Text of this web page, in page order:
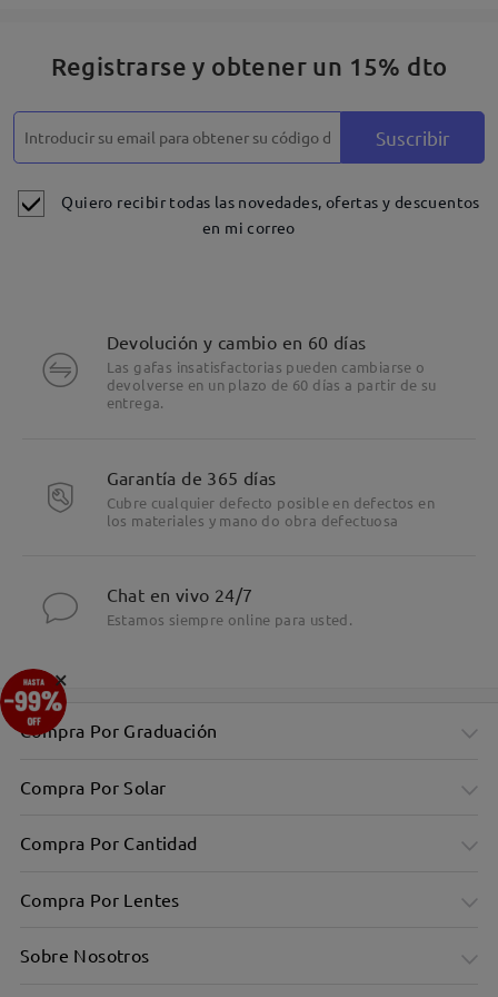
Registrarse y obtener un 15% dto
Suscribir
Quiero recibir todas las novedades, ofertas y descuentos
en mi correo
Devolución y cambio en 60 días
Las gafas insatisfactorias pueden cambiarse o
devolverse en un plazo de 60 días a partir de su
entrega.
Garantía de 365 días
Cubre cualquier defecto posible en defectos en
los materiales y mano do obra defectuosa
Chat en vivo 24/7
Estamos siempre online para usted.
Compra Por Graduación
Compra Por Solar
Compra Por Cantidad
Compra Por Lentes
Sobre Nosotros
×